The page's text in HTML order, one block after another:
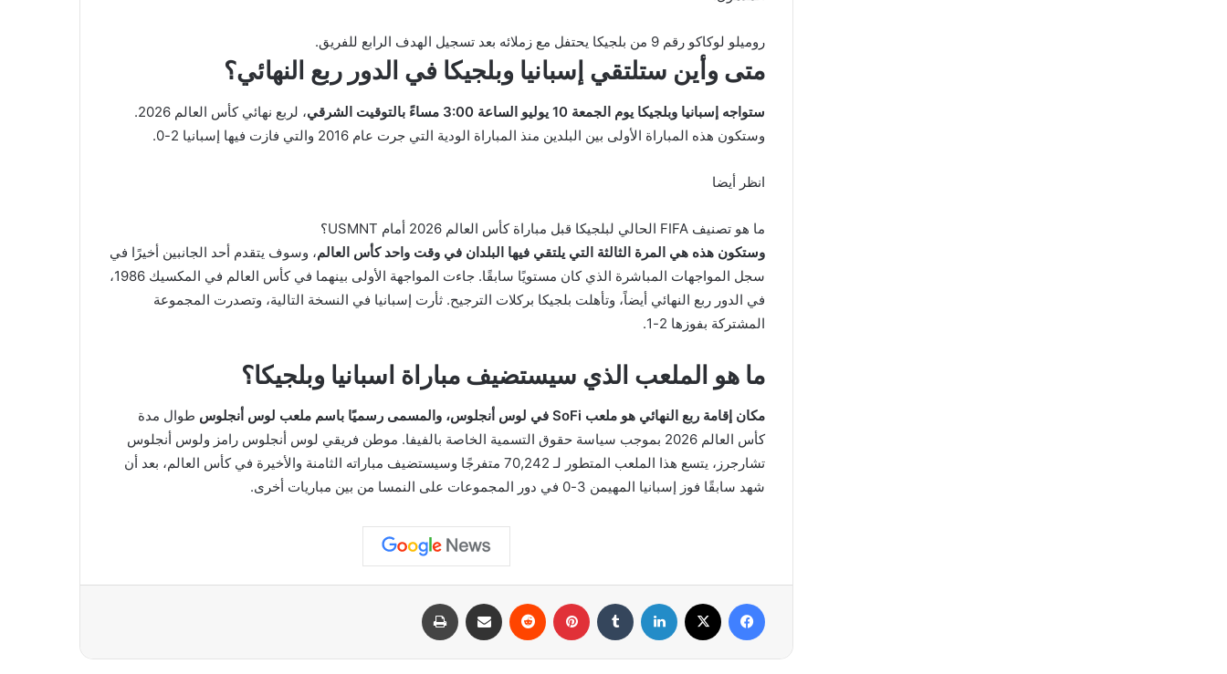
روميلو لوكاكو رقم 9 من بلجيكا يحتفل مع زملائه بعد تسجيل الهدف الرابع للفريق.
متى وأين ستلتقي إسبانيا وبلجيكا في الدور ربع النهائي؟
ستواجه إسبانيا وبلجيكا يوم الجمعة 10 يوليو الساعة 3:00 مساءً بالتوقيت الشرقي
، لربع نهائي كأس العالم 2026.
وستكون هذه المباراة الأولى بين البلدين منذ المباراة الودية التي جرت عام 2016 والتي فازت فيها إسبانيا 2-0.
انظر أيضا
ما هو تصنيف FIFA الحالي لبلجيكا قبل مباراة كأس العالم 2026 أمام USMNT؟
وستكون هذه هي المرة الثالثة التي يلتقي فيها البلدان في وقت واحدكأس العالم، وسوف يتقدم أحد الجانبين أخيرًا في
سجل المواجهات المباشرة الذي كان مستويًا سابقًا. جاءت المواجهة الأولى بينهما في كأس العالم في المكسيك 1986،
في الدور ربع النهائي أيضاً، وتأهلت بلجيكا بركلات الترجيح. ثأرت إسبانيا في النسخة التالية، وتصدرت المجموعة
المشتركة بفوزها 2-1.
ما هو الملعب الذي سيستضيف مباراة اسبانيا وبلجيكا؟
مكان إقامة ربع النهائي هو ملعب SoFi في لوس أنجلوس، والمسمى رسميًا باسم ملعب لوس أنجلوس
طوال مدة
كأس العالم 2026 بموجب سياسة حقوق التسمية الخاصة بالفيفا. موطن فريقي لوس أنجلوس رامز ولوس أنجلوس
تشارجرز، يتسع هذا الملعب المتطور لـ 70,242 متفرجًا وسيستضيف مباراته الثامنة والأخيرة في كأس العالم، بعد أن
شهد سابقًا فوز إسبانيا المهيمن 3-0 في دور المجموعات على النمسا من بين مباريات أخرى.
فيسبوك لينكدإن بينتيريست مشاركة عبر البريد